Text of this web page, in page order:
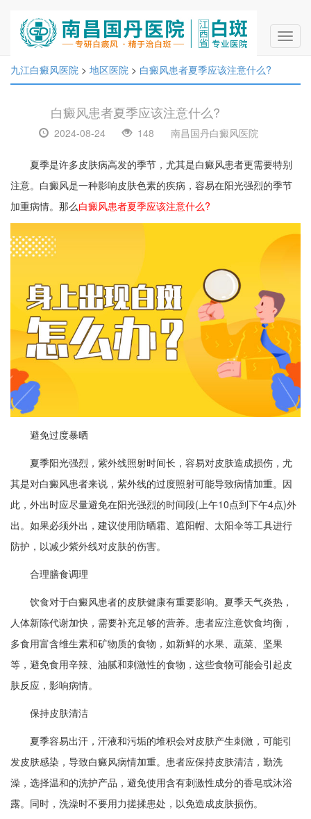
九江白癜风医院 > 地区医院 > 白癜风患者夏季应该注意什么?
白癜风患者夏季应该注意什么?
2024-08-24 148 南昌国丹白癜风医院
夏季是许多皮肤病高发的季节，尤其是白癜风患者更需要特别
注意。白癜风是一种影响皮肤色素的疾病，容易在阳光强烈的季节
加重病情。那么白癜风患者夏季应该注意什么?
避免过度暴晒
夏季阳光强烈，紫外线照射时间长，容易对皮肤造成损伤，尤
其是对白癜风患者来说，紫外线的过度照射可能导致病情加重。因
此，外出时应尽量避免在阳光强烈的时间段(上午10点到下午4点)外
出。如果必须外出，建议使用防晒霜、遮阳帽、太阳伞等工具进行
防护，以减少紫外线对皮肤的伤害。
合理膳食调理
饮食对于白癜风患者的皮肤健康有重要影响。夏季天气炎热，
人体新陈代谢加快，需要补充足够的营养。患者应注意饮食均衡，
多食用富含维生素和矿物质的食物，如新鲜的水果、蔬菜、坚果
等，避免食用辛辣、油腻和刺激性的食物，这些食物可能会引起皮
肤反应，影响病情。
保持皮肤清洁
夏季容易出汗，汗液和污垢的堆积会对皮肤产生刺激，可能引
发皮肤感染，导致白癜风病情加重。患者应保持皮肤清洁，勤洗
澡，选择温和的洗护产品，避免使用含有刺激性成分的香皂或沐浴
露。同时，洗澡时不要用力搓揉患处，以免造成皮肤损伤。